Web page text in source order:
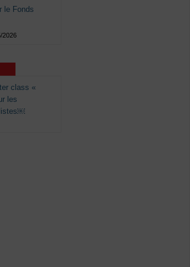
le Fonds
2026
class «
les